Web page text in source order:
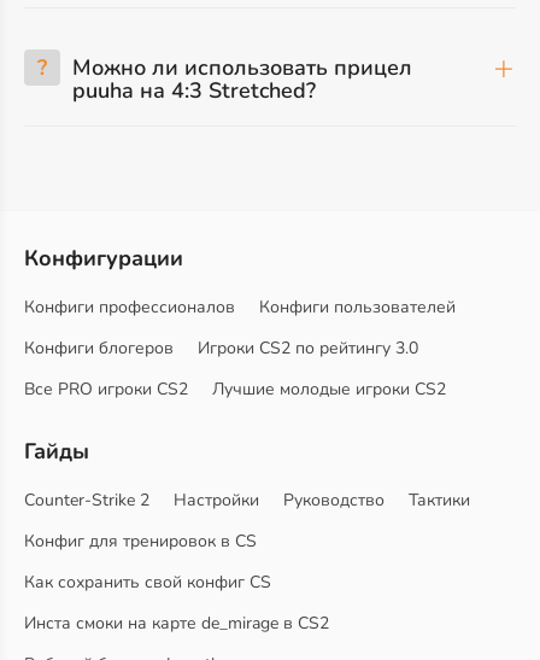
? Можно ли использовать прицел
puuha на 4:3 Stretched?
Конфигурации
Конфиги профессионалов
Конфиги пользователей
Конфиги блогеров
Игроки CS2 по рейтингу 3.0
Все PRO игроки CS2
Лучшие молодые игроки CS2
Гайды
Counter-Strike 2 Настройки Руководство
Тактики
Конфиг для тренировок в CS
Как сохранить свой конфиг CS
Инста смоки на карте de_mirage в CS2